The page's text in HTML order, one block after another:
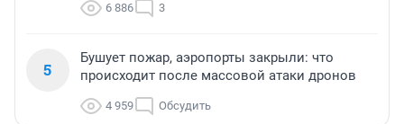
6 886 3
5
Бушует пожар, аэропорты закрыли: что
происходит после массовой атаки дронов
4 959 Обсудить